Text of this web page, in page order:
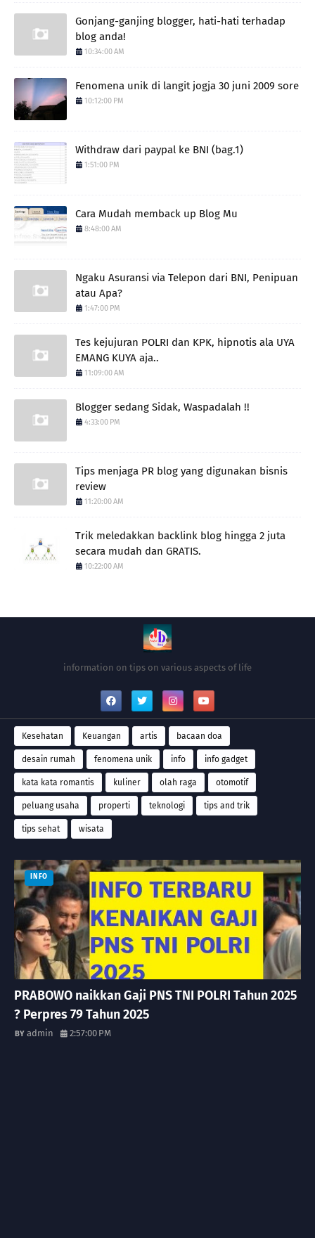
Gonjang-ganjing blogger, hati-hati terhadap
blog anda!
10:34:00 AM
Fenomena unik di langit jogja 30 juni 2009 sore
10:12:00 PM
Withdraw dari paypal ke BNI (bag.1)
1:51:00 PM
Cara Mudah memback up Blog Mu
8:48:00 AM
Ngaku Asuransi via Telepon dari BNI, Penipuan
atau Apa?
1:47:00 PM
Tes kejujuran POLRI dan KPK, hipnotis ala UYA
EMANG KUYA aja..
11:09:00 AM
Blogger sedang Sidak, Waspadalah !!
4:33:00 PM
Tips menjaga PR blog yang digunakan bisnis
review
11:20:00 AM
Trik meledakkan backlink blog hingga 2 juta
secara mudah dan GRATIS.
10:22:00 AM
information on tips on various aspects of life
Kesehatan Keuangan artis bacaan doa
desain rumah fenomena unik info info gadget
kata kata romantis kuliner olah raga otomotif
peluang usaha properti teknologi tips and trik
tips sehat wisata
INFO
PRABOWO naikkan Gaji PNS TNI POLRI Tahun 2025
? Perpres 79 Tahun 2025
admin 2:57:00 PM